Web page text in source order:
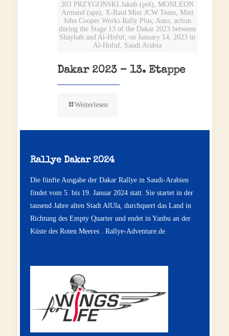
203 PRZYGONSKI Jakub (pol), MONLEON
Armand (spa), X-Raid Mini JCW Team, Mini
John Cooper Works Rally Plus, Auto, action
during the Stage 13 of the Dakar 2023 between
Shaybah and Al-Hofuf, on January 14, 2023 in
Al-Hofuf, Saudi Arabia
Dakar 2023 – 13. Etappe
Weiterlesen
Rallye Dakar 2024
Die fünfte Ausgabe der Dakar Rallye in Saudi-Arabien
findet vom 5. bis 19. Januar 2024 statt. Sie startet in der
tausend Jahre alten Stadt AlUla, durchquert das Land in
Richtung des Empty Quarter und endet in Yanbu an der
Küste des Roten Meeres . Rallye-Adventure.de